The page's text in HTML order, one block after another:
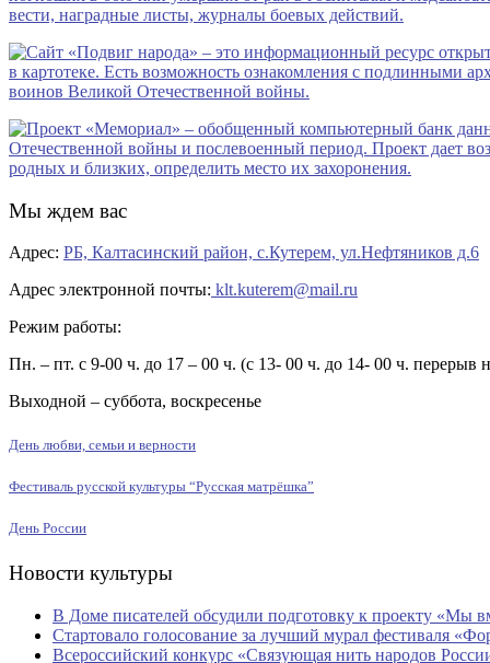
Мы ждем вас
Адрес: РБ, Калтасинский район, с.Кутерем, ул.Нефтяников д.6
Адрес электронной почты: klt.kuterem@mail.ru
Режим работы:
Пн. – пт. с 9-00 ч. до 17 – 00 ч. (с 13- 00 ч. до 14- 00 ч. перерыв
Выходной – суббота, воскресенье
День любви, семьи и верности
Фестиваль русской культуры “Русская матрёшка”
День России
Новости культуры
В Доме писателей обсудили подготовку к проекту «Мы
Стартовало голосование за лучший мурал фестиваля
Всероссийский конкурс «Связующая нить народов